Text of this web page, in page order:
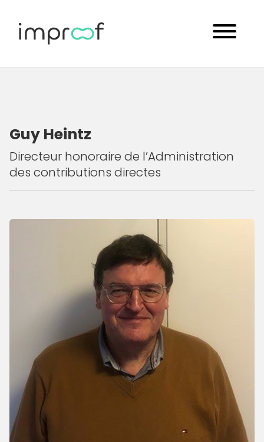
Guy Heintz
Directeur honoraire de l’Administration
des contributions directes